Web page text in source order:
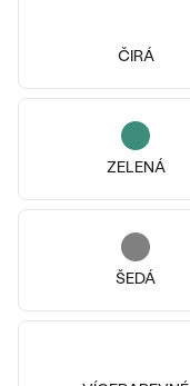
ČIRÁ
ZELENÁ
ŠEDÁ